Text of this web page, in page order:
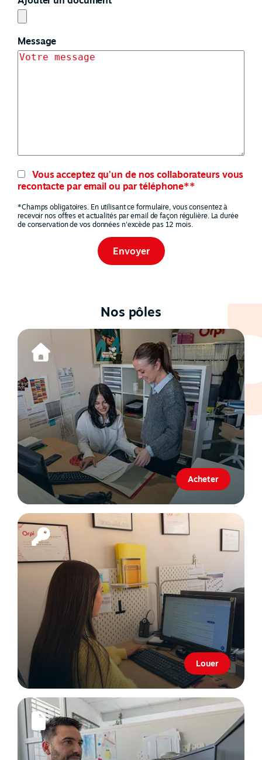
Message
Vous acceptez qu'un de nos collaborateurs vous
recontacte par email ou par téléphone**
*Champs obligatoires. En utilisant ce formulaire, vous consentez à
recevoir nos offres et actualités par email de façon régulière. La durée
de conservation de vos données n'excède pas 12 mois.
Nos pôles
Acheter
Louer